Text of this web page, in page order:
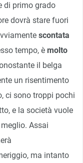
di primo grado
dovrà stare fuori
scontata
tempo, è molto
il belga
un risentimento
ci sono troppi pochi
e la società vuole
Assai
ma intanto